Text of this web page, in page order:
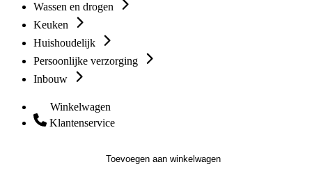
Wassen en drogen
Keuken
Huishoudelijk
Persoonlijke verzorging
Inbouw
Winkelwagen
Klantenservice
Toevoegen aan winkelwagen